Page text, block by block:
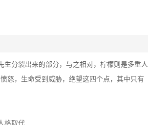
分裂出来的部分，与之相对，柠檬则是多重人
怒，生命受到威胁，绝望这四个点，其中只有
格取代